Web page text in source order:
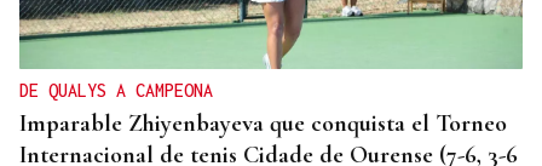
DE QUALYS A CAMPEONA
Imparable Zhiyenbayeva que conquista el Torneo
Internacional de tenis Cidade de Ourense (7-6, 3-6